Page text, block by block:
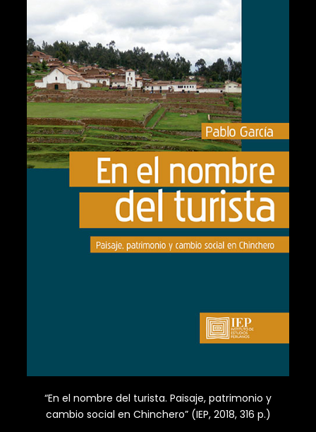
“En el nombre del turista. Paisaje, patrimonio y
cambio social en Chinchero” (IEP, 2018, 316 p.)